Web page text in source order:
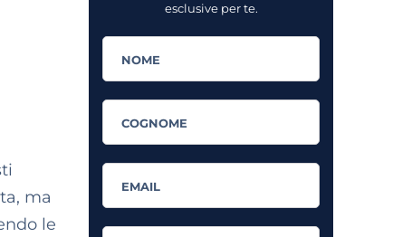
ma
le
esclusive per te.